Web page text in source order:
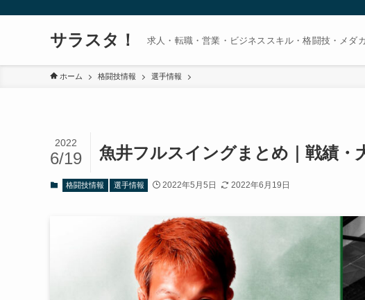
サラスタ！ 求人・転職・営業・ビジネススキル・格闘技・メダ
ホーム 格闘技情報 選手情報
魚井フルスイングまとめ｜戦績・
2022
6/19
格闘技情報 選手情報 2022年5月5日 2022年6月19日